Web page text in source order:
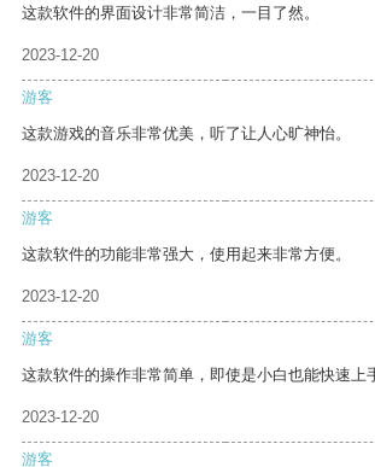
这款软件的界面设计非常简洁，一目了然。
2023-12-20
游客
这款游戏的音乐非常优美，听了让人心旷神怡。
2023-12-20
游客
这款软件的功能非常强大，使用起来非常方便。
2023-12-20
游客
这款软件的操作非常简单，即使是小白也能快速上
2023-12-20
游客